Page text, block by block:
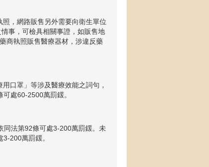
，網路販售另外需要向衛生單位
事，可檢具相關事證，如販售地
商執照販售醫療器材，涉違反藥
口罩」等涉及醫療效能之詞句，
處60-2500萬罰鍰。
同法第92條可處3-200萬罰鍰。未
200萬罰鍰。